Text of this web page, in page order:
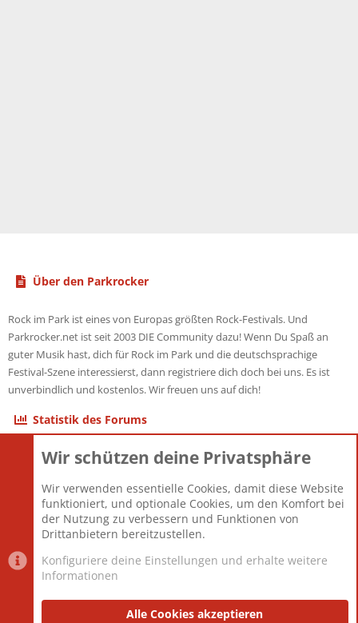
Über den Parkrocker
Rock im Park ist eines von Europas größten Rock-Festivals. Und
Parkrocker.net ist seit 2003 DIE Community dazu! Wenn Du Spaß an
guter Musik hast, dich für Rock im Park und die deutschsprachige
Festival-Szene interessierst, dann registriere dich doch bei uns. Es ist
unverbindlich und kostenlos. Wir freuen uns auf dich!
Statistik des Forums
Themen
Mitglieder
12.425
Neuestes Mitglied
Toddster85
Datenschutzerklärung Impressum
Wir schützen deine Privatsphäre
Wir verwenden essentielle Cookies, damit diese Website
funktioniert, und optionale Cookies, um den Komfort bei
der Nutzung zu verbessern und Funktionen von
Drittanbietern bereitzustellen.
Konfiguriere deine Einstellungen und erhalte weitere
Informationen
Alle Cookies akzeptieren